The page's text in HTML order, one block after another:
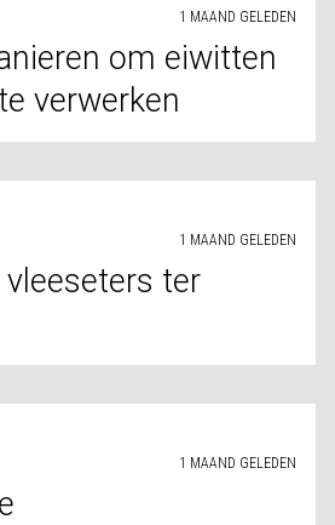
1 MAAND GELEDEN
om eiwitten
verwerken
1 MAAND GELEDEN
ter
1 MAAND GELEDEN